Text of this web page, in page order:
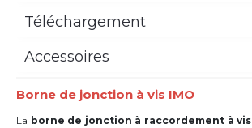
Téléchargement
Accessoires
Borne de jonction à vis IMO
La borne de jonction à raccordement à vis